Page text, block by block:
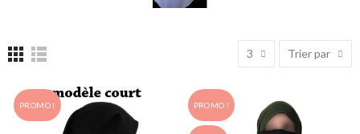
3 Trier par
PROMO ! PROMO !